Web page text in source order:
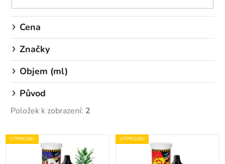
o
d
k
ů
Cena
Značky
Objem (ml)
Původ
Položek k zobrazení: 2
V
ý
VÝPRODEJ VÝPRODEJ